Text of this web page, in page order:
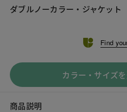
ダブルノーカラー・ジャケット
Find
カラー・サイズ
商品説明